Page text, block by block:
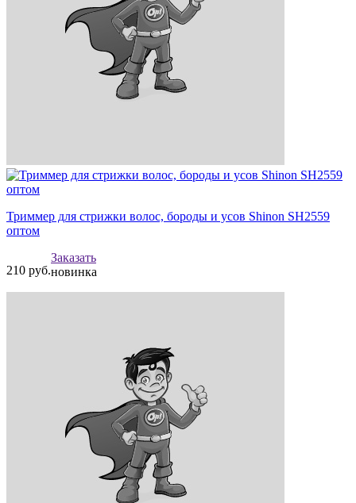
Триммер для стрижки волос, бороды и усов Shinon SH2559
оптом
210 руб.
Заказать
новинка